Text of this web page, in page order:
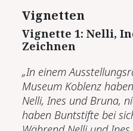
Vignetten
Vignette 1: Nelli,
Zeichnen
„In einem
Museum Koblenz
Nelli, Ines und Bruna,
haben Buntstifte bei